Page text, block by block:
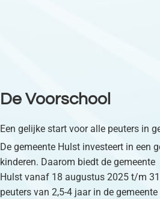
De Voorschool
Een gelijke start voor alle peuters in
De gemeente Hulst investeert in een
kinderen. Daarom biedt de gemeente
Hulst vanaf 18 augustus 2025 t/m
peuters van 2,5-4 jaar in de gemeente